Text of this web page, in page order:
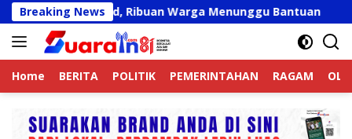
Langsung
ke
konten
Breaking News
Valid, Ribuan Warga Menunggu Bantuan
Home BERITA POLITIK PEMERINTAHAN RAGAM